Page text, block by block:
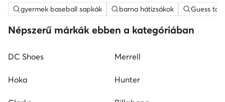
gyermek baseball sapkák barna hátizsákok Guess
Népszerű márkák ebben a kategóriában
DC Shoes Merrell
Hoka Hunter